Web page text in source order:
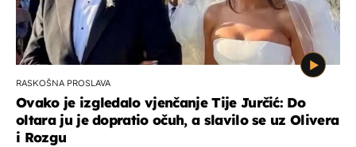
RASKOŠNA PROSLAVA
Ovako je izgledalo vjenčanje Tije Jurčić: Do
oltara ju je dopratio očuh, a slavilo se uz Olivera
i Rozgu